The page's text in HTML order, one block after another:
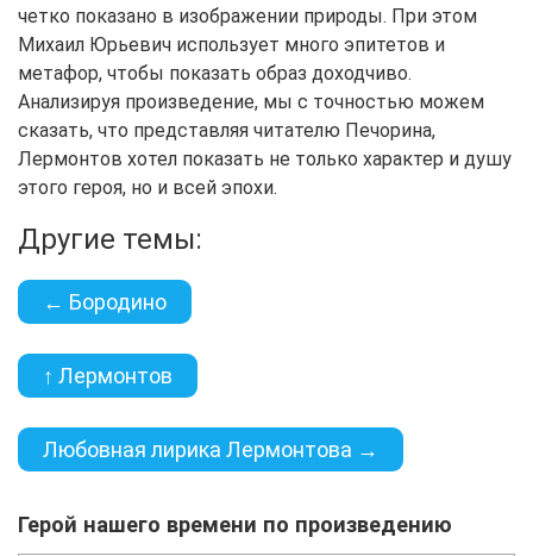
четко показано в изображении природы. При этом
Михаил Юрьевич использует много эпитетов и
метафор, чтобы показать образ доходчиво.
Анализируя произведение, мы с точностью можем
сказать, что представляя читателю Печорина,
Лермонтов хотел показать не только характер и душу
этого героя, но и всей эпохи.
Другие темы:
← Бородино
↑ Лермонтов
Любовная лирика Лермонтова →
Герой нашего времени по произведению